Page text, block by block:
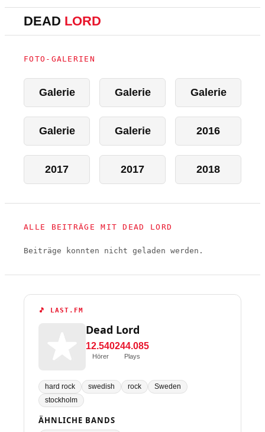
DEAD LORD
FOTO-GALERIEN
Galerie Galerie Galerie
Galerie Galerie 2016
2017 2017 2018
ALLE BEITRÄGE MIT DEAD LORD
Beiträge konnten nicht geladen werden.
🎵 LAST.FM
Dead Lord
12.540
Hörer
244.085
Plays
hard rock swedish rock
Sweden
stockholm
ÄHNLICHE BANDS